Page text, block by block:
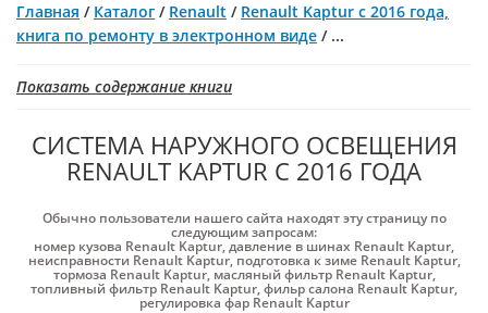
Главная / Каталог / Renault / Renault Kaptur с 2016 года,
книга по ремонту в электронном виде / ...
Показать содержание книги
СИСТЕМА НАРУЖНОГО ОСВЕЩЕНИЯ
RENAULT KAPTUR С 2016 ГОДА
Обычно пользователи нашего сайта находят эту страницу по
следующим запросам:
номер кузова Renault Kaptur,давление в шинах Renault Kaptur,
неисправности Renault Kaptur, подготовка к зиме Renault Kaptur,
тормоза Renault Kaptur, масляный фильтр Renault Kaptur,
топливный фильтр Renault Kaptur,фильр салона Renault Kaptur,
регулировка фар Renault Kaptur